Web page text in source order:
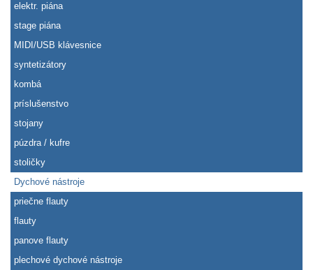
elektr. piána
stage piána
MIDI/USB klávesnice
syntetizátory
kombá
príslušenstvo
stojany
púzdra / kufre
stoličky
Dychové nástroje
priečne flauty
flauty
panove flauty
plechové dychové nástroje